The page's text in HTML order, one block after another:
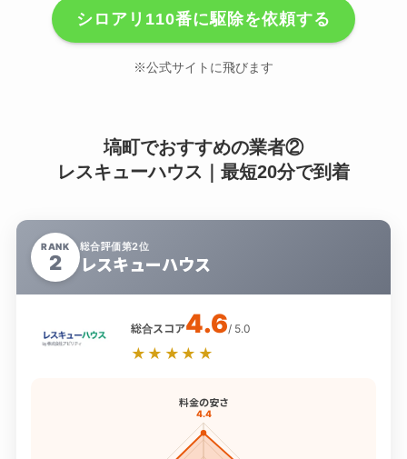
シロアリ110番に駆除を依頼する
※公式サイトに飛びます
塙町でおすすめの業者②
レスキューハウス｜最短20分で到着
RANK
2
総合評価第2位
レスキューハウス
総合スコア4.6/ 5.0
★★★★★
料金の安さ
4.4